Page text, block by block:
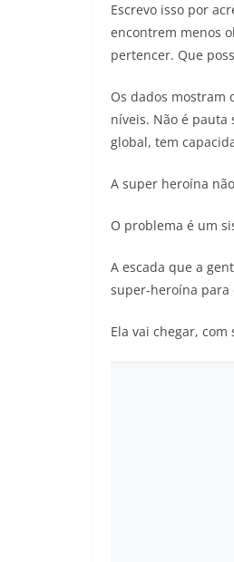
Escrevo isso por
encontrem menos
pertencer. Que
Os dados mostram
níveis. Não é
global, tem
A super heroína
O problema é um
A escada que a
super-heroína para
Ela vai chegar, com